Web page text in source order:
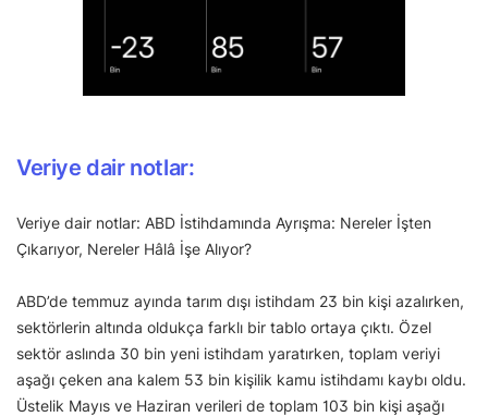
Veriye dair notlar:
Veriye dair notlar: ABD İstihdamında Ayrışma: Nereler İşten
Çıkarıyor, Nereler Hâlâ İşe Alıyor?
ABD’de temmuz ayında tarım dışı istihdam 23 bin kişi azalırken,
sektörlerin altında oldukça farklı bir tablo ortaya çıktı. Özel
sektör aslında 30 bin yeni istihdam yaratırken, toplam veriyi
aşağı çeken ana kalem 53 bin kişilik kamu istihdamı kaybı oldu.
Üstelik Mayıs ve Haziran verileri de toplam 103 bin kişi aşağı